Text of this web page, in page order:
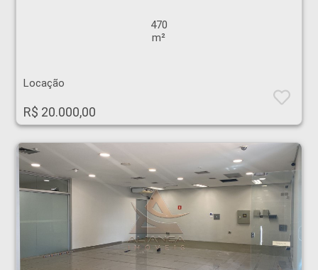
470
m²
Locação
R$ 20.000,00